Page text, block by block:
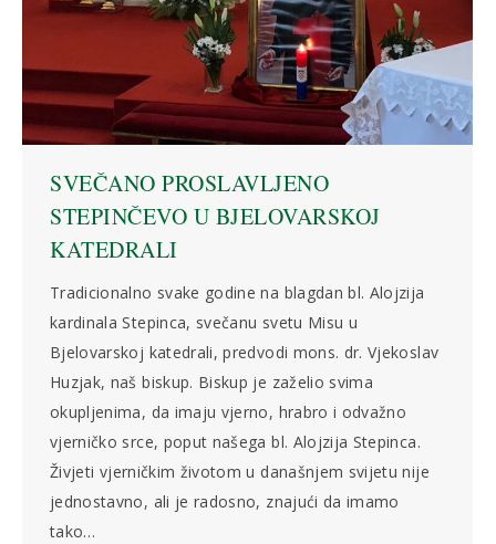
SVEČANO PROSLAVLJENO
STEPINČEVO U BJELOVARSKOJ
KATEDRALI
Tradicionalno svake godine na blagdan bl. Alojzija
kardinala Stepinca, svečanu svetu Misu u
Bjelovarskoj katedrali, predvodi mons. dr. Vjekoslav
Huzjak, naš biskup. Biskup je zaželio svima
okupljenima, da imaju vjerno, hrabro i odvažno
vjerničko srce, poput našega bl. Alojzija Stepinca.
Živjeti vjerničkim životom u današnjem svijetu nije
jednostavno, ali je radosno, znajući da imamo
tako…